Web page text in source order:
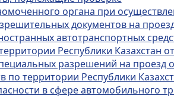
органа при
документов на
автотранспортных
Республики
разрешений на
по территории Республики
в сфере автомобильного